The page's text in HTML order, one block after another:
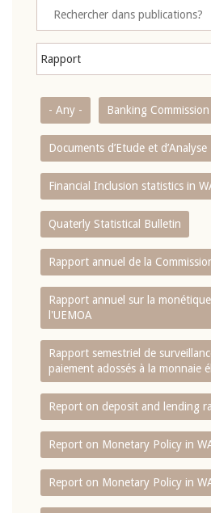
- Any - Banking
Documents d’Etude et
Financial Inclusion statistics in
Quaterly Statistical Bulletin
Rapport annuel de la
Rapport annuel sur la
l'UEMOA
Rapport semestriel de
paiement adossés à la monnaie
Report on deposit and lending
Report on Monetary Policy in
Report on Monetary Policy in